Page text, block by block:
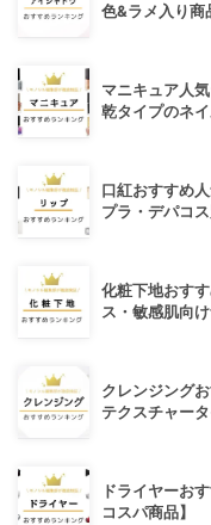
色&ラメ入り商
マニキュア人
乾タイプのネ
口紅おすすめ
プラ・デパコ
化粧下地おす
ス・敏感肌向
クレンジング
テクスチャー
ドライヤーお
コスパ商品】